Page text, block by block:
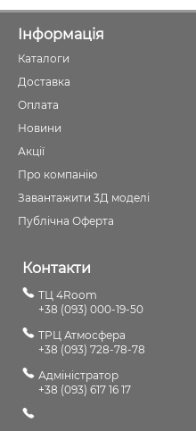
Інформація
Каталоги
Доставка
Оплата
Новини
Акції
Про компанію
Завантажити 3Д моделі
Публічна Оферта
Контакти
ТЦ 4Room
+38 (093) 000-19-50
ТРЦ Атмосфера
+38 (093) 728-78-78
Адміністратор
+38 (093) 617 16 17